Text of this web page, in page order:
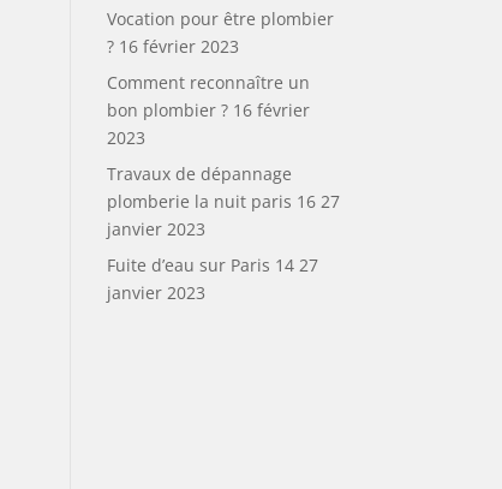
Vocation pour être plombier
? 16 février 2023
Comment reconnaître un
bon plombier ? 16 février
2023
Travaux de dépannage
plomberie la nuit paris 16 27
janvier 2023
Fuite d’eau sur Paris 14 27
janvier 2023